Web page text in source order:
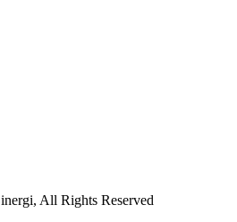
All Rights Reserved